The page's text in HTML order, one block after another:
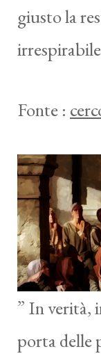
giusto la
Fonte :
” In verità,
porta delle